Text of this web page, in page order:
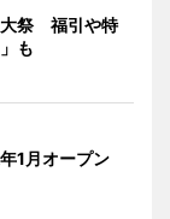
大祭 福引や特
も
1月オープン